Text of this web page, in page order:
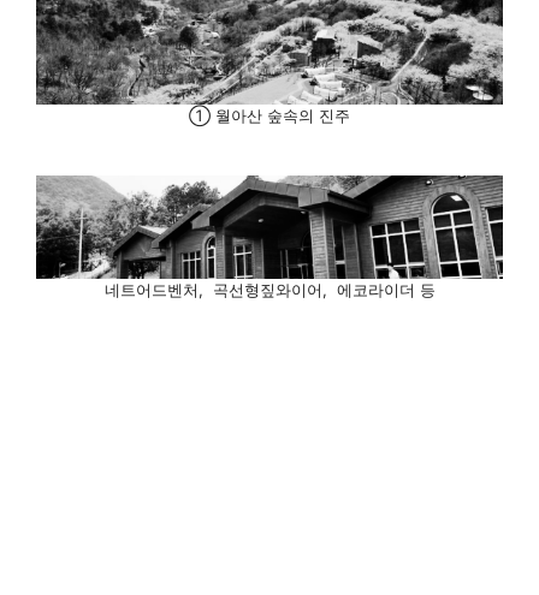
① 월아산 숲속의 진주
네트어드벤처, 곡선형짚와이어, 에코라이더 등